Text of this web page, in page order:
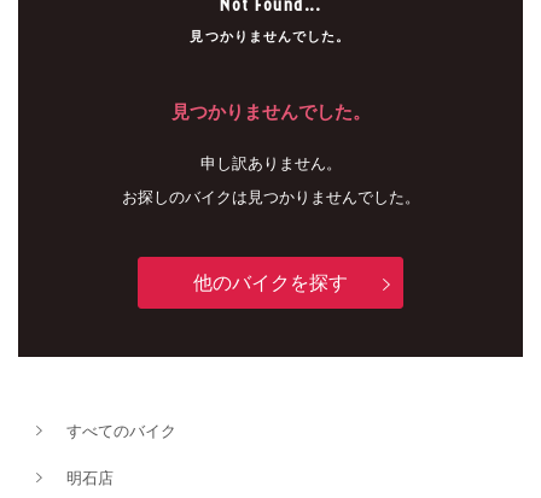
見つかりませんでした。
見つかりませんでした。
申し訳ありません。
お探しのバイクは見つかりませんでした。
他のバイクを探す
すべてのバイク
明石店